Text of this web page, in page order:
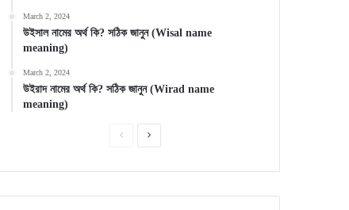
March 2, 2024
উইসাল নামের অর্থ কি? সঠিক জানুন (Wisal name
meaning)
March 2, 2024
উইরাদ নামের অর্থ কি? সঠিক জানুন (Wirad name
meaning)
PreviousNext